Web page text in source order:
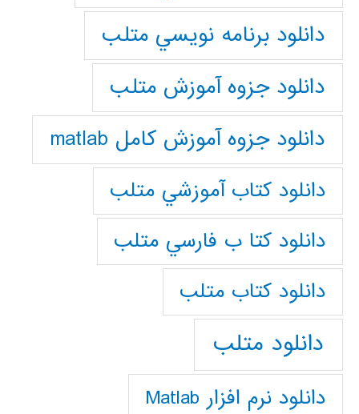
دانلود برنامه نويسي متلب
دانلود جزوه آموزش متلب
دانلود جزوه آموزش کامل matlab
دانلود كتاب آموزشي متلب
دانلود كتا ب فارسي متلب
دانلود كتاب متلب
دانلود متلب
دانلود نرم افزار Matlab